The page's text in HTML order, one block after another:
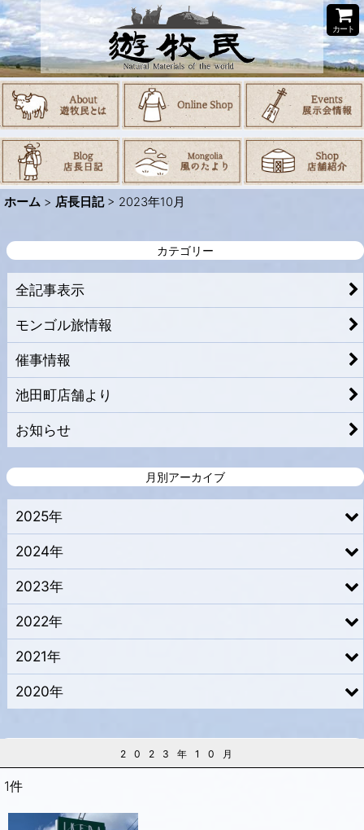
カート
ホーム > 店長日記 > 2023年10月
2023年10月
1件
カテゴリー
全記事表示
モンゴル旅情報
催事情報
池田町店舗より
お知らせ
月別アーカイブ
2025年
2024年
2023年
2022年
2021年
2020年